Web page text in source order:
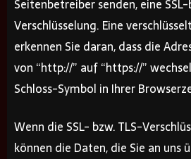
Seitenbetreiber senden, eine
Verschlüsselung. Eine
erkennen Sie daran, dass die
von “http://” auf “https://”
Schloss-Symbol in Ihrer
Wenn die SSL- bzw. TLS-
können die Daten, die Sie an uns